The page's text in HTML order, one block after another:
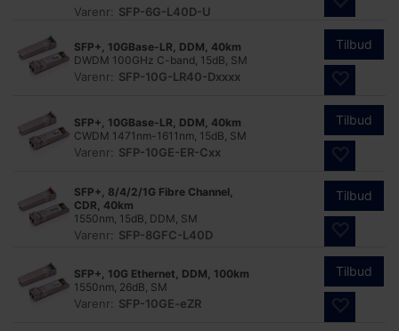
Varenr: SFP-6G-L40D-U
SFP+, 10GBase-LR, DDM, 40km
DWDM 100GHz C-band, 15dB, SM
Varenr: SFP-10G-LR40-Dxxxx
Tilbud
SFP+, 10GBase-LR, DDM, 40km
CWDM 1471nm-1611nm, 15dB, SM
Varenr: SFP-10GE-ER-Cxx
Tilbud
SFP+, 8/4/2/1G Fibre Channel,
CDR, 40km
1550nm, 15dB, DDM, SM
Varenr: SFP-8GFC-L40D
Tilbud
SFP+, 10G Ethernet, DDM, 100km
1550nm, 26dB, SM
Varenr: SFP-10GE-eZR
Tilbud